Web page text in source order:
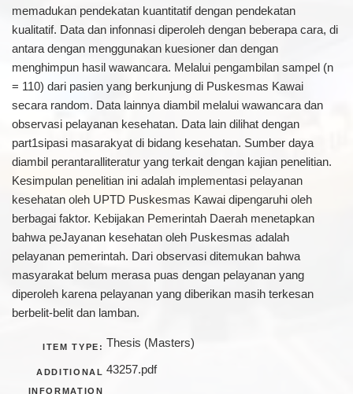
memadukan pendekatan kuantitatif dengan pendekatan
kualitatif. Data dan infonnasi diperoleh dengan beberapa cara, di
antara dengan menggunakan kuesioner dan dengan
menghimpun hasil wawancara. Melalui pengambilan sampel (n
= 110) dari pasien yang berkunjung di Puskesmas Kawai
secara random. Data lainnya diambil melalui wawancara dan
observasi pelayanan kesehatan. Data lain dilihat dengan
part1sipasi masarakyat di bidang kesehatan. Sumber daya
diambil perantaralliteratur yang terkait dengan kajian penelitian.
Kesimpulan penelitian ini adalah implementasi pelayanan
kesehatan oleh UPTD Puskesmas Kawai dipengaruhi oleh
berbagai faktor. Kebijakan Pemerintah Daerah menetapkan
bahwa peJayanan kesehatan oleh Puskesmas adalah
pelayanan pemerintah. Dari observasi ditemukan bahwa
masyarakat belum merasa puas dengan pelayanan yang
diperoleh karena pelayanan yang diberikan masih terkesan
berbelit-belit dan lamban.
ITEM TYPE: Thesis (Masters)
ADDITIONAL
INFORMATION
43257.pdf